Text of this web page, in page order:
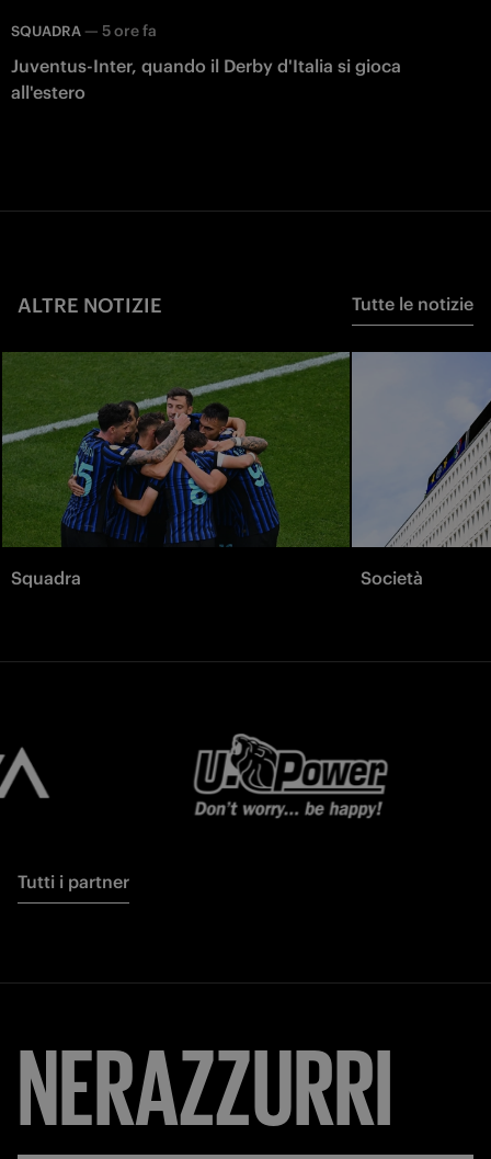
SQUADRA — 5 ore fa
Juventus-Inter, quando il Derby d'Italia si gioca
all'estero
ALTRE NOTIZIE Tutte le notizie
Squadra Società
Tutti i partner
NERAZZURRI